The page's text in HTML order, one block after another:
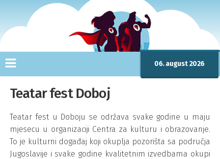
06. august 2026
Teatar fest Doboj
Teatar fest u Doboju se održava svake godine u maju
mjesecu u organizaciji Centra za kulturu i obrazovanje.
To je kulturni događaj koji okuplja pozorišta sa područja
Jugoslavije i svake godine kvalitetnim izvedbama okupi